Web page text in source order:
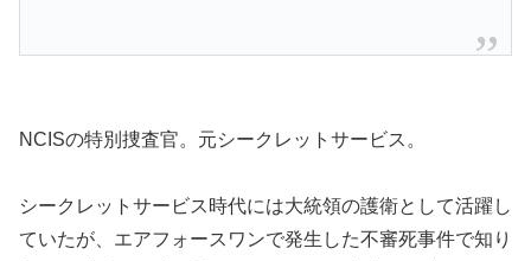
NCISの特別捜査官。元シークレットサービス。
シークレットサービス時代には大統領の護衛として活躍し
ていたが、エアフォースワンで発生した不審死事件で知り